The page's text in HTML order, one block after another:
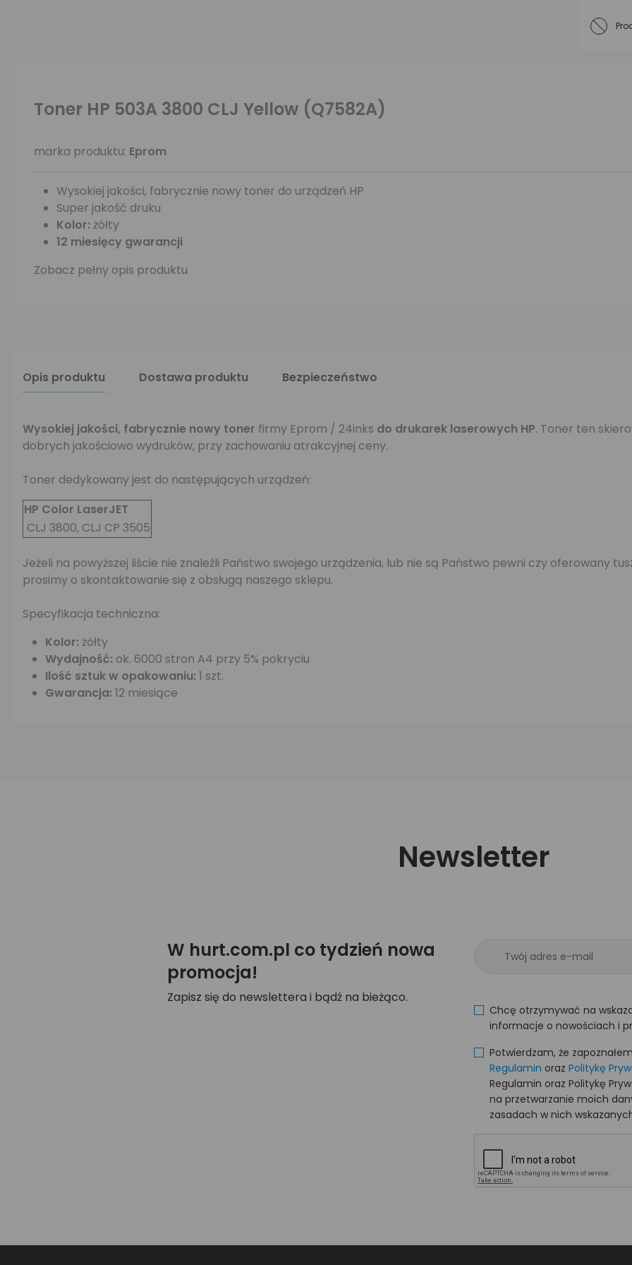
Toner HP 503A 3800 CLJ Yellow (Q7582A)
marka produktu: Eprom
Wysokiej jakości, fabrycznie nowy toner do urządzeń HP
Super jakość druku
Kolor: żółty
12 miesięcy gwarancji
Zobacz pełny opis produktu
Opis produktu Dostawa produktu Bezpieczeństwo
Wysokiej jakości, fabrycznie nowy toner firmy Eprom / 24inks do drukarek laserowych HP. Toner ten
dobrych jakościowo wydruków, przy zachowaniu atrakcyjnej ceny.
Toner dedykowany jest do następujących urządzeń:
HP Color LaserJET
CLJ 3800, CLJ CP 3505
Jeżeli na powyższej liście nie znaleźli Państwo swojego urządzenia, lub nie są Państwo pewni czy oferowany
prosimy o skontaktowanie się z obsługą naszego sklepu.
Specyfikacja techniczna:
Kolor: żółty
Wydajność: ok. 6000 stron A4 przy 5% pokryciu
Ilość sztuk w opakowaniu: 1 szt.
Gwarancja: 12 miesiące
Newsletter
W hurt.com.pl co tydzień nowa
promocja!
Zapisz się do newslettera i bądź na bieżąco.
Chcę otrzymywać na
informacje o nowościach i
Potwierdzam, że
Regulamin oraz Politykę
Regulamin oraz Politykę
na przetwarzanie moich
zasadach w nich